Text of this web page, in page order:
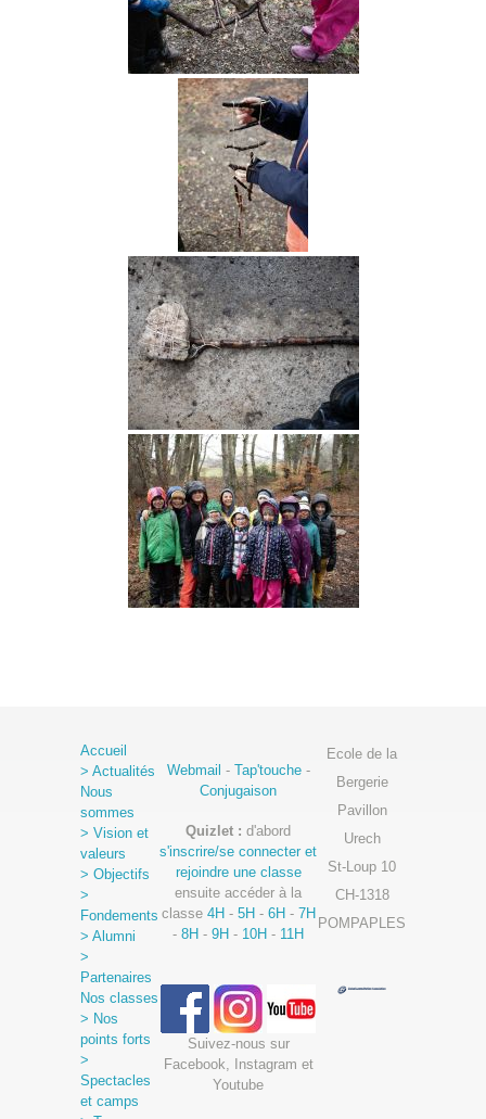
Accueil
> Actualités
Nous
sommes
> Vision et
valeurs
> Objectifs
>
Fondements
> Alumni
>
Partenaires
Nos classes
> Nos
points forts
>
Spectacles
et camps
Webmail - Tap'touche-
Conjugaison
Quizlet : d'abord
s'inscrire/se connecter et
rejoindre une classe
ensuite accéder à la
classe 4H - 5H - 6H - 7H
- 8H - 9H - 10H - 11H
Suivez-nous sur
Facebook, Instagram et
Youtube
Ecole de la
Bergerie
Pavillon
Urech
St-Loup 10
CH-1318
POMPAPLES